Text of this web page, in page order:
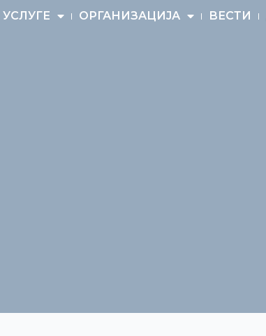
УСЛУГЕ ОРГАНИЗАЦИЈА ВЕСТИ